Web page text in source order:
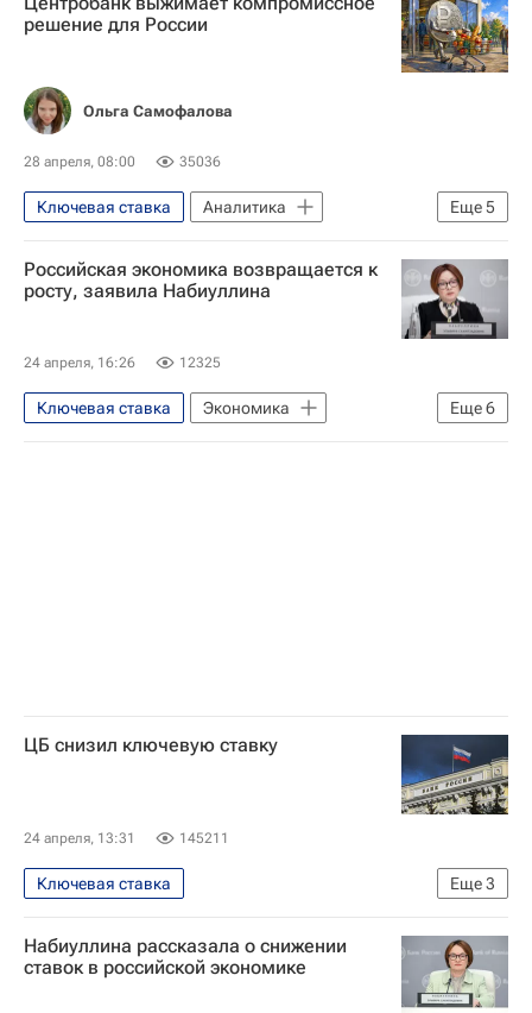
Центральный Банк РФ (ЦБ РФ) Россия
решение для России
Ольга Самофалова
28 апреля, 08:00 35036
Еще5
Ключевая ставка
Аналитика
Россия
Центральный Банк РФ (ЦБ РФ)
Эльвира Набиуллина
Экономика
Российская экономика возвращается к
росту, заявила Набиуллина
24 апреля, 16:26 12325
Еще6
Ключевая ставка
Экономика
Россия
Эльвира Набиуллина
ЦБ снизил ключевую ставку
24 апреля, 13:31 145211
Еще3
Ключевая ставка
Центральный Банк РФ (ЦБ РФ)
Экономика
Россия
Набиуллина рассказала о снижении
ставок в российской экономике